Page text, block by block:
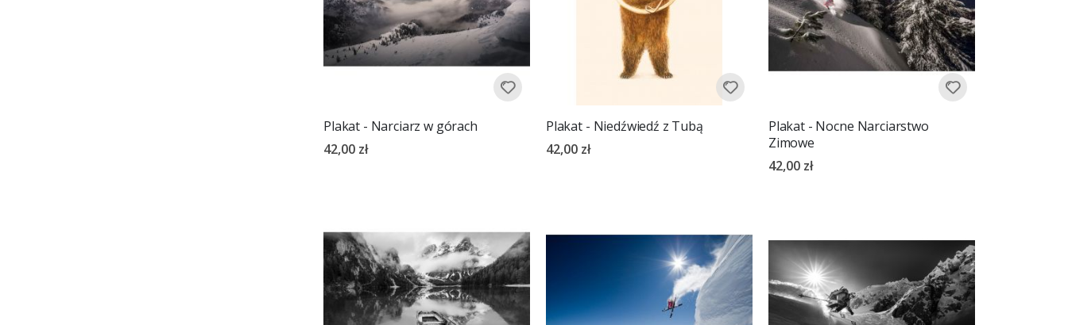
Plakat - Narciarz w górach
42,00 zł
Plakat - Niedźwiedź z Tubą
42,00 zł
Plakat - Nocne Narciarstwo
Zimowe
42,00 zł